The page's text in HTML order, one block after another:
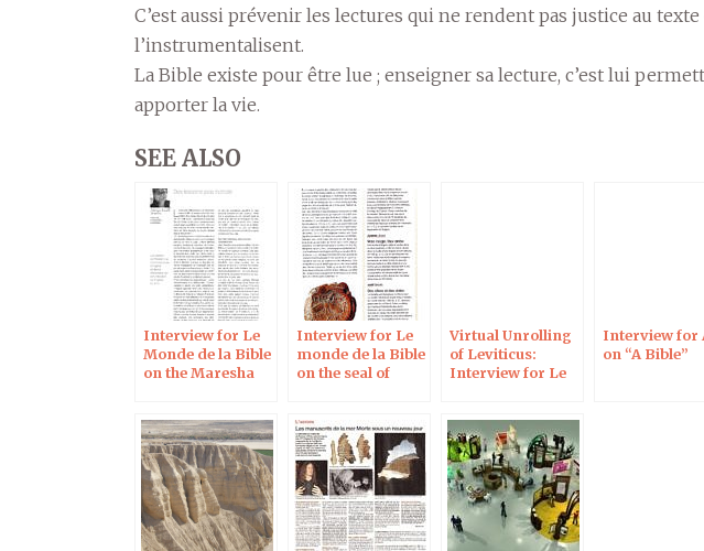
C’est aussi prévenir les lectures qui ne rendent pas justice au
l’instrumentalisent.
La Bible existe pour être lue ; enseigner sa lecture, c’est lui
apporter la vie.
SEE ALSO
Interview for Le
Monde de la Bible
on the Maresha
Interview for Le
monde de la Bible
on the seal of
Virtual Unrolling
of Leviticus:
Interview for Le
Interview for
on “A Bible”